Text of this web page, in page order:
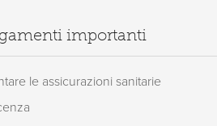
importanti
le assicurazioni sanitarie